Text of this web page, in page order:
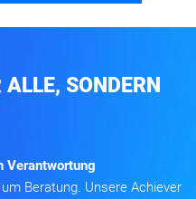
SONDERN
Verantwortung
Beratung. Unsere Achiever